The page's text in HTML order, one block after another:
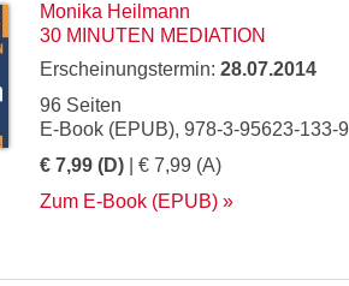
Monika Heilmann
30 MINUTEN MEDIATION
Erscheinungstermin: 28.07.2014
96 Seiten
E-Book (EPUB), 978-3-95623-133-9
€ 7,99 (D) | € 7,99 (A)
Zum E-Book (EPUB)